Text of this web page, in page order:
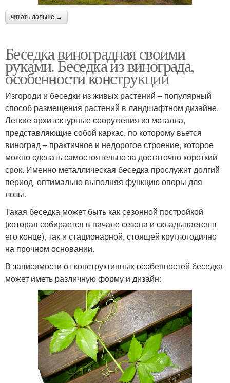
читать дальше →
Беседка виноградная своими
руками. Беседка из винограда,
особенности конструкции
Изгороди и беседки из живых растений – популярный
способ размещения растений в ландшафтном дизайне.
Легкие архитектурные сооружения из металла,
представляющие собой каркас, по которому вьется
виноград – практичное и недорогое строение, которое
можно сделать самостоятельно за достаточно короткий
срок. Именно металлическая беседка прослужит долгий
период, оптимально выполняя функцию опоры для
лозы.
Такая беседка может быть как сезонной постройкой
(которая собирается в начале сезона и складывается в
его конце), так и стационарной, стоящей круглогодично
на прочном основании.
В зависимости от конструктивных особенностей беседка
может иметь различную форму и дизайн: